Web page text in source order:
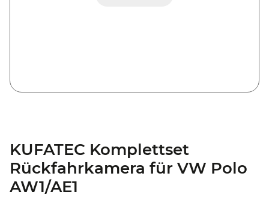
KUFATEC Komplettset
Rückfahrkamera für VW Polo
AW1/AE1